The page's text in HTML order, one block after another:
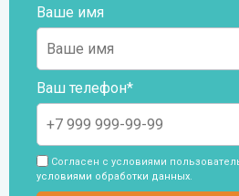
Ваше имя
Ваш телефон*
Согласен с условиями
условиями обработки данных.